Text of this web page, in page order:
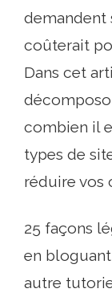
demandent
coûterait
Dans cet
combien il
types de
réduire vos
25 façons
en
autre